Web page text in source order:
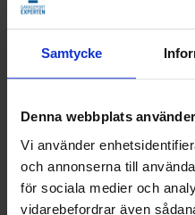
Samtycke
Denna webbplats
Vi använder
och annonserna till
för sociala medier och
vidarebefordrar även
Vi monterar
Den gamla tar